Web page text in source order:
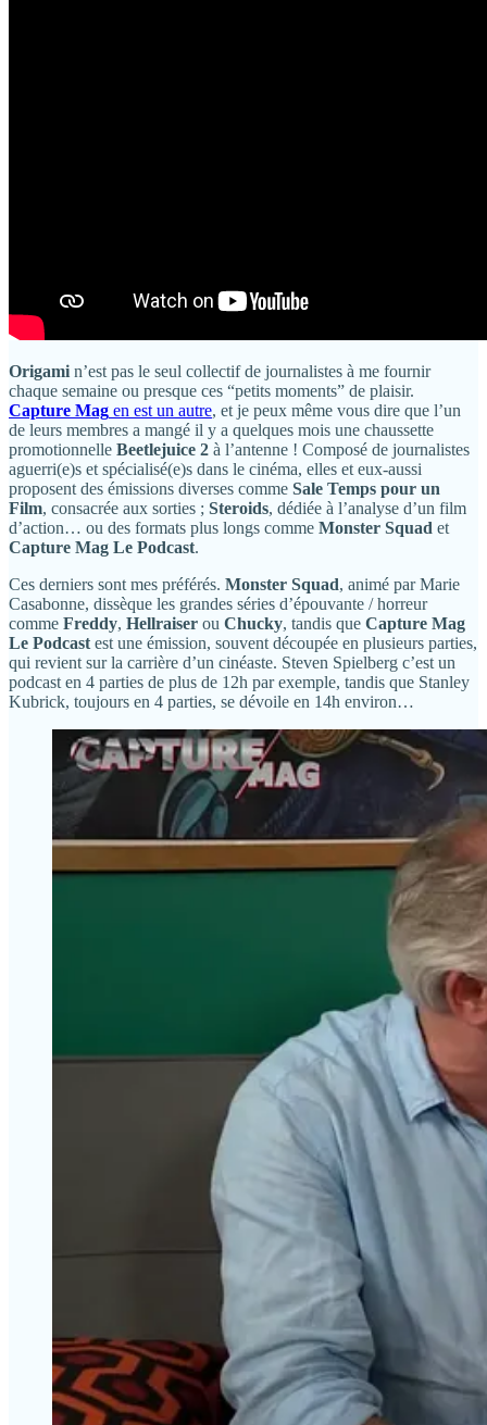
Origami n’est pas le seul collectif de journalistes à me fournir
chaque semaine ou presque ces “petits moments” de plaisir.
Capture Mag en est un autre, et je peux même vous dire que l’un
de leurs membres a mangé il y a quelques mois une chaussette
promotionnelle Beetlejuice 2 à l’antenne ! Composé de journalistes
aguerri(e)s et spécialisé(e)s dans le cinéma, elles et eux-aussi
proposent des émissions diverses comme Sale Temps pour un
Film, consacrée aux sorties ; Steroids, dédiée à l’analyse d’un film
d’action… ou des formats plus longs comme Monster Squad et
Capture Mag Le Podcast.
Ces derniers sont mes préférés. Monster Squad, animé par Marie
Casabonne, dissèque les grandes séries d’épouvante / horreur
comme Freddy, Hellraiser ou Chucky, tandis que Capture Mag
Le Podcast est une émission, souvent découpée en plusieurs parties,
qui revient sur la carrière d’un cinéaste. Steven Spielberg c’est un
podcast en 4 parties de plus de 12h par exemple, tandis que Stanley
Kubrick, toujours en 4 parties, se dévoile en 14h environ…